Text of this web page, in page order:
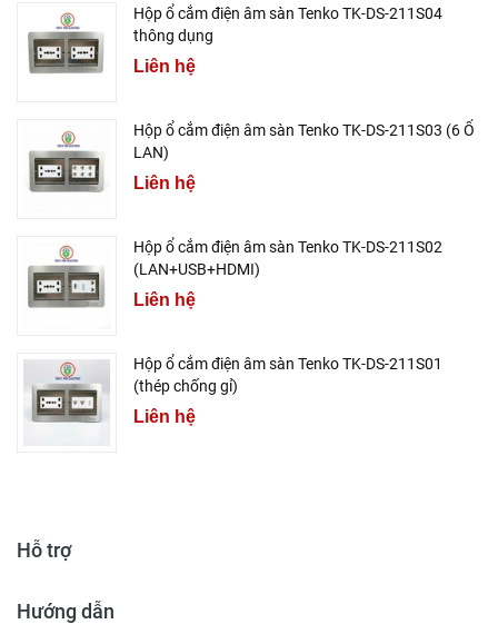
Hộp ổ cắm điện âm sàn Tenko TK-DS-211S04
thông dụng
Liên hệ
Hộp ổ cắm điện âm sàn Tenko TK-DS-211S03 (6 Ổ
LAN)
Liên hệ
Hộp ổ cắm điện âm sàn Tenko TK-DS-211S02
(LAN+USB+HDMI)
Liên hệ
Hộp ổ cắm điện âm sàn Tenko TK-DS-211S01
(thép chống gỉ)
Liên hệ
Hỗ trợ
Hướng dẫn